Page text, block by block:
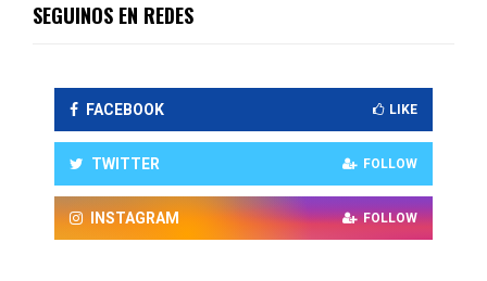
SEGUINOS EN REDES
FACEBOOK LIKE
TWITTER FOLLOW
INSTAGRAM FOLLOW